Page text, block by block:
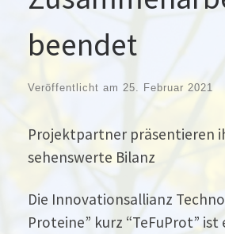
beendet
Veröffentlicht am 25. Februar 2021
Projektpartner präsentieren
sehenswerte Bilanz
Die Innovationsallianz
Proteine” kurz “TeFuProt” ist